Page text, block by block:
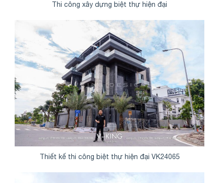
Thi công xây dựng biệt thự hiện đại
Thiết kế thi công biệt thự hiện đại VK24065